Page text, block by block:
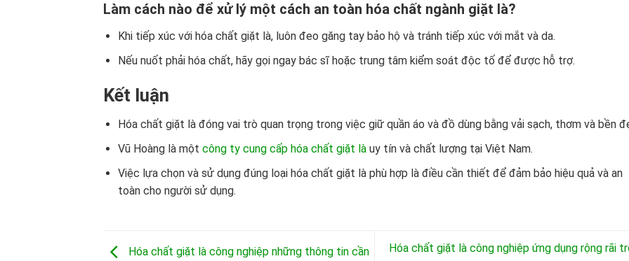
Làm cách nào để xử lý một cách an toàn hóa chất ngành giặt là?
Khi tiếp xúc với hóa chất giặt là, luôn đeo găng tay bảo hộ và tránh tiếp xúc với mắt và da.
Nếu nuốt phải hóa chất, hãy gọi ngay bác sĩ hoặc trung tâm kiểm soát độc tố để được hỗ trợ.
Kết luận
Hóa chất giặt là đóng vai trò quan trọng trong việc giữ quần áo và đồ dùng bằng vải sạch, thơm và bền
Vũ Hoàng là một công ty cung cấp hóa chất giặt làuy tín và chất lượng tại Việt Nam.
Việc lựa chọn và sử dụng đúng loại hóa chất giặt là phù hợp là điều cần thiết để đảm bảo hiệu quả và an
toàn cho người sử dụng.
Hóa chất giặt là công nghiệp những thông tin cần
Hóa chất giặt là công nghiệp ứng dụng rộng rãi